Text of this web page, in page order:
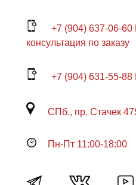
+7 (904) 637-06-60
консультация по заказу
+7 (904) 631-55-88
СПб., пр. Стачек
Пн-Пт 11:00-18:00